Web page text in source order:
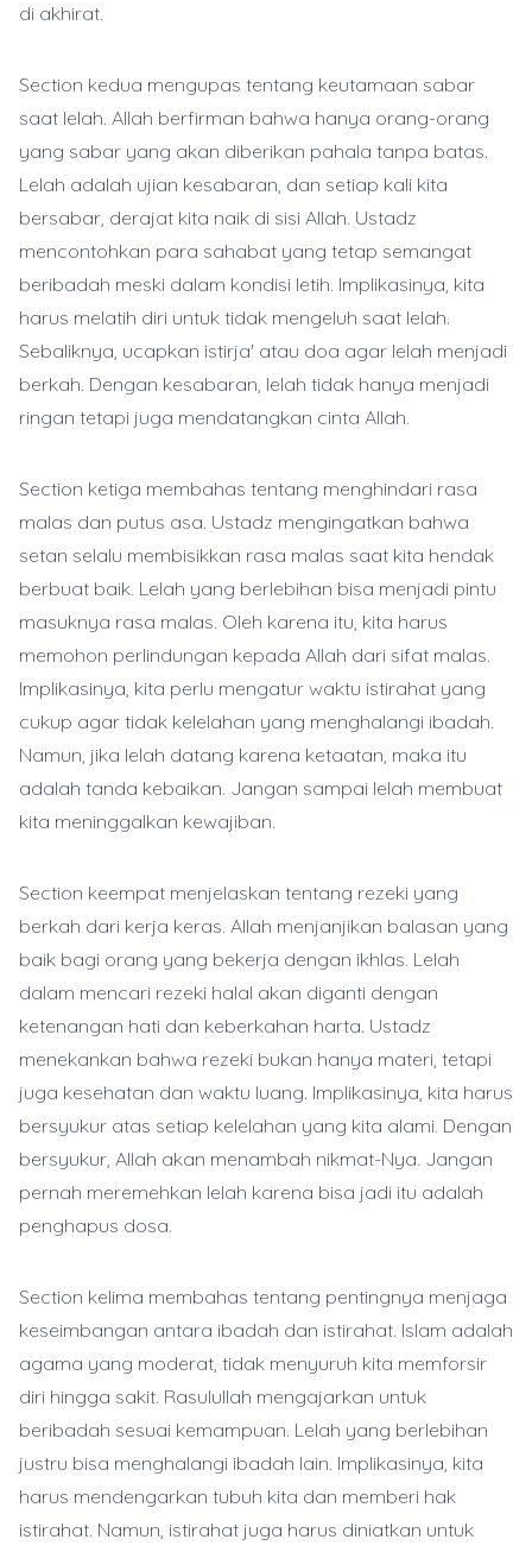
di akhirat.
Section kedua mengupas tentang keutamaan sabar
saat lelah. Allah berfirman bahwa hanya orang-orang
yang sabar yang akan diberikan pahala tanpa batas.
Lelah adalah ujian kesabaran, dan setiap kali kita
bersabar, derajat kita naik di sisi Allah. Ustadz
mencontohkan para sahabat yang tetap semangat
beribadah meski dalam kondisi letih. Implikasinya, kita
harus melatih diri untuk tidak mengeluh saat lelah.
Sebaliknya, ucapkan istirja' atau doa agar lelah menjadi
berkah. Dengan kesabaran, lelah tidak hanya menjadi
ringan tetapi juga mendatangkan cinta Allah.
Section ketiga membahas tentang menghindari rasa
malas dan putus asa. Ustadz mengingatkan bahwa
setan selalu membisikkan rasa malas saat kita hendak
berbuat baik. Lelah yang berlebihan bisa menjadi pintu
masuknya rasa malas. Oleh karena itu, kita harus
memohon perlindungan kepada Allah dari sifat malas.
Implikasinya, kita perlu mengatur waktu istirahat yang
cukup agar tidak kelelahan yang menghalangi ibadah.
Namun, jika lelah datang karena ketaatan, maka itu
adalah tanda kebaikan. Jangan sampai lelah membuat
kita meninggalkan kewajiban.
Section keempat menjelaskan tentang rezeki yang
berkah dari kerja keras. Allah menjanjikan balasan yang
baik bagi orang yang bekerja dengan ikhlas. Lelah
dalam mencari rezeki halal akan diganti dengan
ketenangan hati dan keberkahan harta. Ustadz
menekankan bahwa rezeki bukan hanya materi, tetapi
juga kesehatan dan waktu luang. Implikasinya, kita harus
bersyukur atas setiap kelelahan yang kita alami. Dengan
bersyukur, Allah akan menambah nikmat-Nya. Jangan
pernah meremehkan lelah karena bisa jadi itu adalah
penghapus dosa.
Section kelima membahas tentang pentingnya menjaga
keseimbangan antara ibadah dan istirahat. Islam adalah
agama yang moderat, tidak menyuruh kita memforsir
diri hingga sakit. Rasulullah mengajarkan untuk
beribadah sesuai kemampuan. Lelah yang berlebihan
justru bisa menghalangi ibadah lain. Implikasinya, kita
harus mendengarkan tubuh kita dan memberi hak
istirahat. Namun, istirahat juga harus diniatkan untuk